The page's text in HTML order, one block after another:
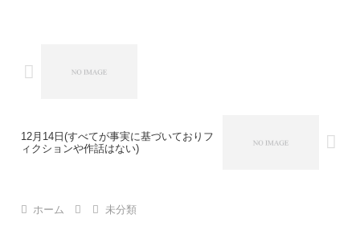
12月14日(すべてが事実に基づいておりフ
ィクションや作話はない)
ホーム 未分類